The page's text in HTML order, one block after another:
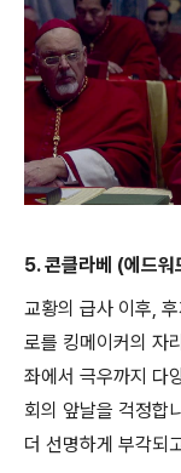
5. 콘클라베 (에드워
교황의 급사 이후,
로를 킹메이커의 자
좌에서 극우까지 다
회의 앞날을 걱정합
더 선명하게 부각되